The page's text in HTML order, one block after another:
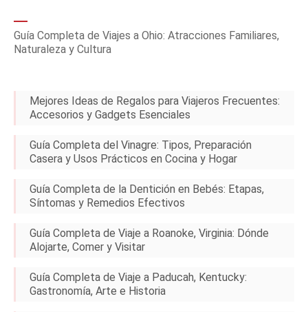
Guía Completa de Viajes a Ohio: Atracciones Familiares,
Naturaleza y Cultura
Mejores Ideas de Regalos para Viajeros Frecuentes:
Accesorios y Gadgets Esenciales
Guía Completa del Vinagre: Tipos, Preparación
Casera y Usos Prácticos en Cocina y Hogar
Guía Completa de la Dentición en Bebés: Etapas,
Síntomas y Remedios Efectivos
Guía Completa de Viaje a Roanoke, Virginia: Dónde
Alojarte, Comer y Visitar
Guía Completa de Viaje a Paducah, Kentucky:
Gastronomía, Arte e Historia